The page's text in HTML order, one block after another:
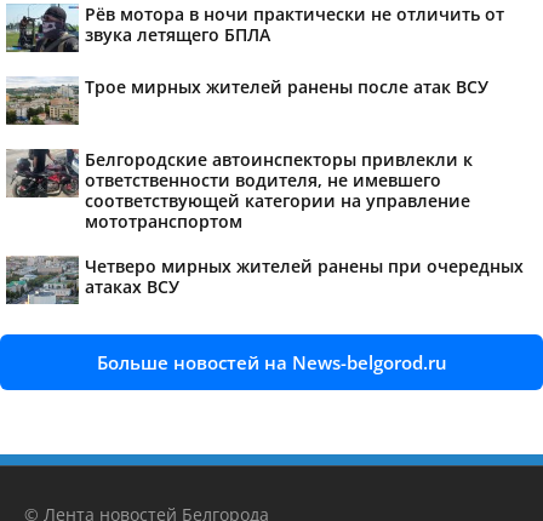
Рёв мотора в ночи практически не отличить от
звука летящего БПЛА
Трое мирных жителей ранены после атак ВСУ
Белгородские автоинспекторы привлекли к
ответственности водителя, не имевшего
соответствующей категории на управление
мототранспортом
Четверо мирных жителей ранены при очередных
атаках ВСУ
Больше новостей на News-belgorod.ru
© Лента новостей Белгорода